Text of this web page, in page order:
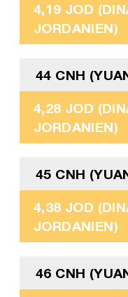
4,19 JOD
JORDANIEN)
44 CNH
4,28 JOD
JORDANIEN)
45 CNH
4,38 JOD
JORDANIEN)
46 CNH